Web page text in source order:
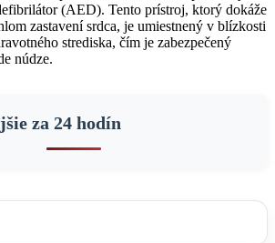
(AED). Tento prístroj, ktorý dokáže
zastavení srdca, je umiestnený v blízkosti
strediska, čím je zabezpečený
núdze.
za 24 hodín